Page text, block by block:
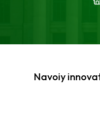
Navoiy